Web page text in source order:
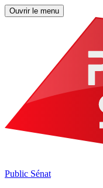
Ouvrir le menu
Public Sénat